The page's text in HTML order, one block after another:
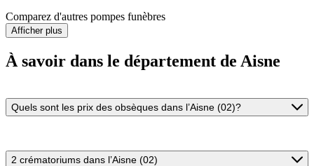
Comparez d'autres pompes funèbres
Afficher plus
À savoir dans le département de Aisne
Quels sont les prix des obsèques dans l’Aisne (02)?
2 crématoriums dans l’Aisne (02)